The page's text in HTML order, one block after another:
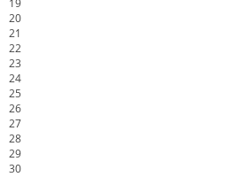
19
20
21
22
23
24
25
26
27
28
29
30